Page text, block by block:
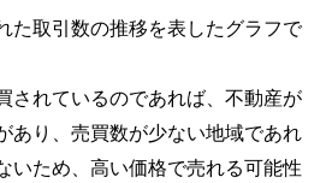
た取引数の推移を表したグラフで
されているのであれば、不動産が
あり、売買数が少ない地域であれ
いため、高い価格で売れる可能性